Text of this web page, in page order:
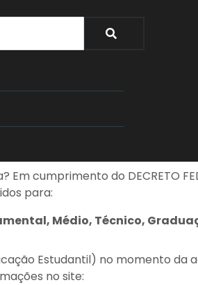
cumprimento do DECRETO
para:
Médio, Técnico,
Estudantil) no momento da
no site: